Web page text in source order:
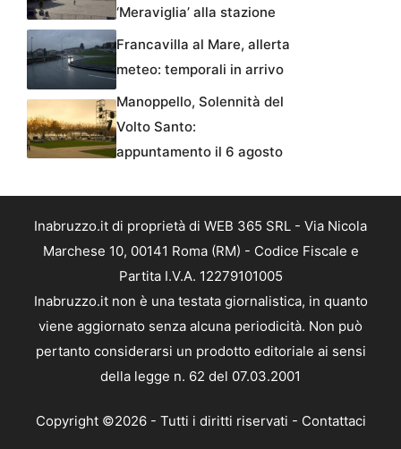
‘Meraviglia’ alla stazione
Francavilla al Mare, allerta
meteo: temporali in arrivo
Manoppello, Solennità del
Volto Santo:
appuntamento il 6 agosto
Inabruzzo.it di proprietà di WEB 365 SRL - Via Nicola
Marchese 10, 00141 Roma (RM) - Codice Fiscale e
Partita I.V.A. 12279101005
Inabruzzo.it non è una testata giornalistica, in quanto
viene aggiornato senza alcuna periodicità. Non può
pertanto considerarsi un prodotto editoriale ai sensi
della legge n. 62 del 07.03.2001
Copyright ©2026 - Tutti i diritti riservati - Contattaci